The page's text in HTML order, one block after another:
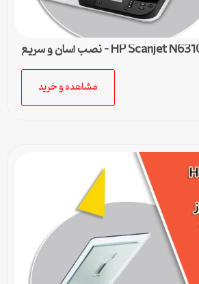
دانلود درایور اسکنر HP Scanjet N6310 – نصب آسان و سریع
مشاهده و خرید